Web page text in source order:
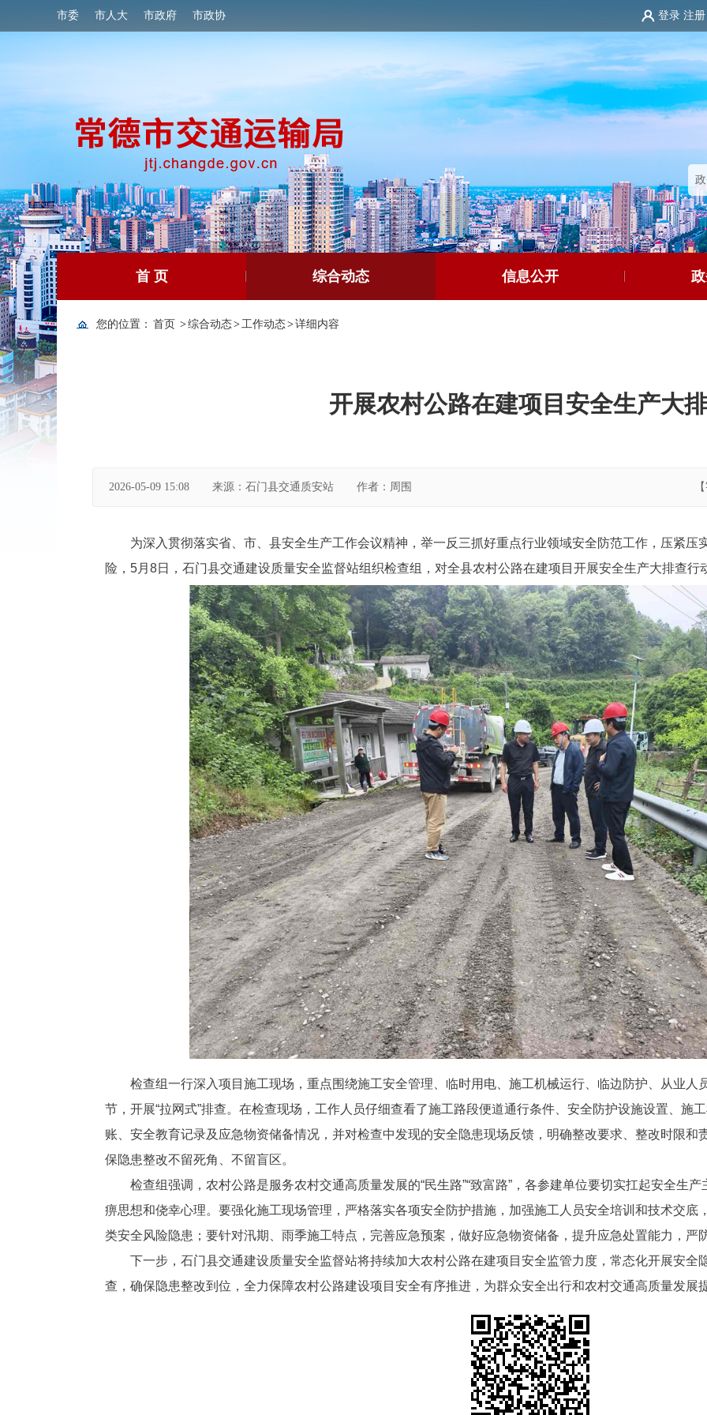
市委 市人大 市政府 市政协 登录 注册
首 页 综合动态 信息公开
您的位置： 首页 >综合动态>工作动态>详细内容
开展农村公路在建项目安全生产大
2026-05-09 15:08 来源：石门县交通质安站 作者：周围
为深入贯彻落实省、市、县安全生产工作会议精神，举一反三抓好重点行业领域安全防范工作，压紧压
险，5月8日，石门县交通建设质量安全监督站组织检查组，对全县农村公路在建项目开展安全生产大排查行
检查组一行深入项目施工现场，重点围绕施工安全管理、临时用电、施工机械运行、临边防护、从业人
节，开展“拉网式”排查。在检查现场，工作人员仔细查看了施工路段便道通行条件、安全防护设施设置、施
账、安全教育记录及应急物资储备情况，并对检查中发现的安全隐患现场反馈，明确整改要求、整改时限和
保隐患整改不留死角、不留盲区。
检查组强调，农村公路是服务农村交通高质量发展的“民生路”“致富路”，各参建单位要切实扛起安全生
痹思想和侥幸心理。要强化施工现场管理，严格落实各项安全防护措施，加强施工人员安全培训和技术交底
类安全风险隐患；要针对汛期、雨季施工特点，完善应急预案，做好应急物资储备，提升应急处置能力，严
下一步，石门县交通建设质量安全监督站将持续加大农村公路在建项目安全监管力度，常态化开展安全
查，确保隐患整改到位，全力保障农村公路建设项目安全有序推进，为群众安全出行和农村交通高质量发展